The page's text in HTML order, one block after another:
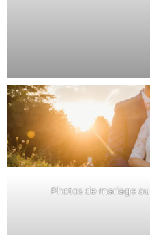
Photos de mariage